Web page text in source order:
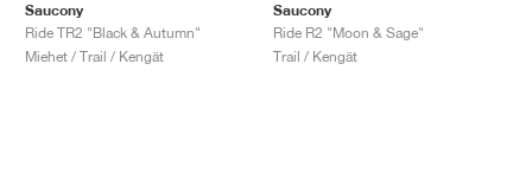
Saucony
Ride TR2 "Black & Autumn"
Miehet / Trail / Kengät
Saucony
Ride R2 "Moon & Sage"
Trail / Kengät